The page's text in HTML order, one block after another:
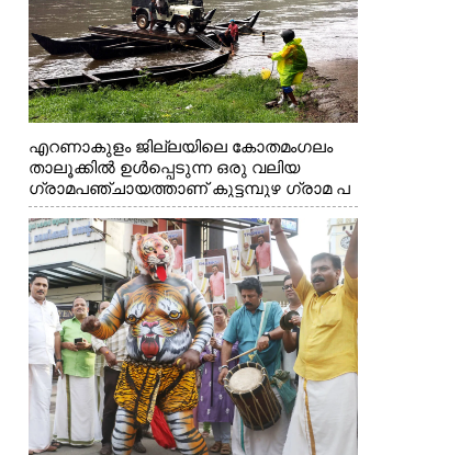
എറണാകുളം ജില്ലയിലെ കോതമംഗലം
താലൂക്കിൽ ഉൾപ്പെടുന്ന ഒരു വലിയ
ഗ്രാമപഞ്ചായത്താണ് കുട്ടമ്പുഴ ഗ്രാമ പ
ഞ്ചായത്ത്. ആദിവാസി ഊരുകളായ
വെള്ളാരംകുത്ത്, കത്തിപ്പാറ, ഉറിയംപെട്ടി,
തേക്കല്ല്, വെട്ടിക്കല്ല്, മഞ്ചപ്പാറ എന്നീ
ആറു സ്ഥലങ്ങളിലേക്കുള്ള പ്രധാന
സഞ്ചാര മാർഗമാണ് ഈ കാണുന്ന
കടത്ത് വള്ളം